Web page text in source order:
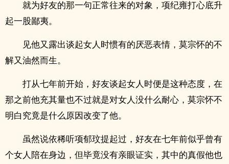
就为好友的那一句正常往来的对象，项纪雍打心底升
起一股鄙夷。
见他又露出谈起女人时惯有的厌恶表情，莫宗怀的不
解又油然而生。
打从七年前开始，好友谈起女人时便是这种态度，在
那之前他充其量也不过就是对女人没什么耐心，莫宗怀不
明白究竟是什么原因改变了他。
虽然说依稀听项郁玟提起过，好友在七年前似乎曾有
个女人陪在身边，但毕竟没有亲眼证实，其中的真假他也